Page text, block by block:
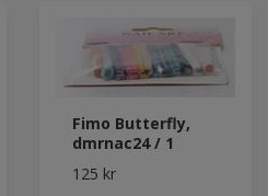
Fimo Butterfly,
dmrnac24 / 1
125 kr